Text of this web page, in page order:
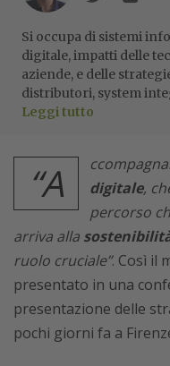
Si occupa di sistemi
digitale, impatti delle
aziende, e delle
distributori, system
Leggi tutto
“A
digitale,
percorso
arriva alla
ruolo cruciale”. Così il
presentato in una
presentazione delle
pochi giorni fa a